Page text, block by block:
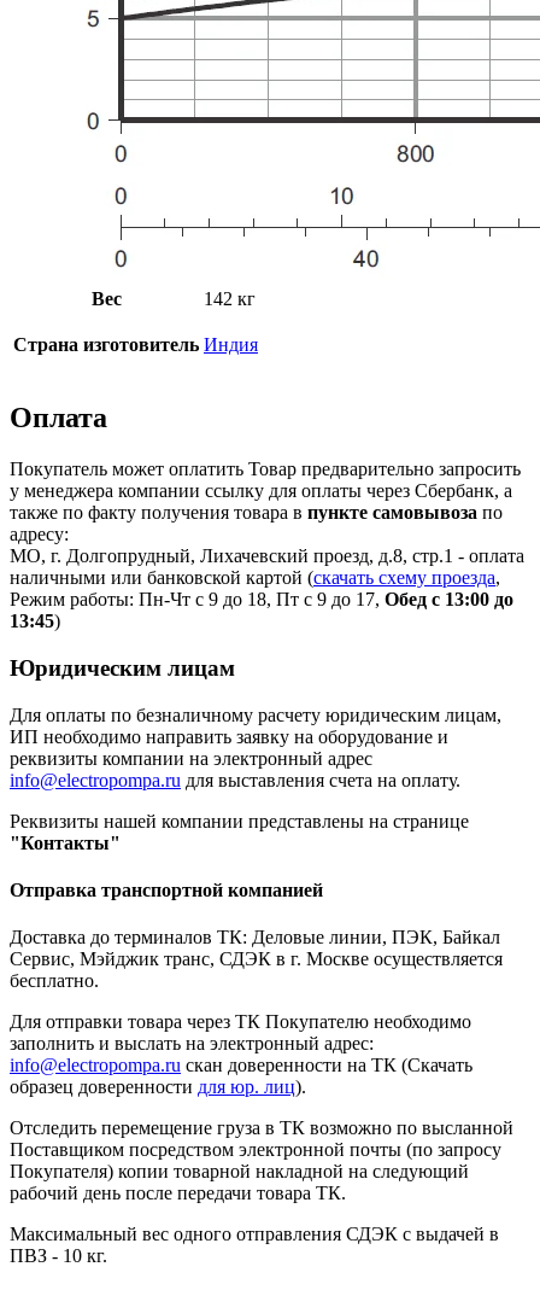
Вес 142 кг
Страна изготовитель Индия
Оплата
Покупатель может оплатить Товар предварительно запросить
у менеджера компании ссылку для оплаты через Сбербанк, а
также по факту получения товара в пункте самовывоза по
адресу:
МО, г. Долгопрудный, Лихачевский проезд, д.8, стр.1 - оплата
наличными или банковской картой (скачать схему проезда,
Режим работы: Пн-Чт с 9 до 18, Пт с 9 до 17, Обед с 13:00 до
13:45)
Юридическим лицам
Для оплаты по безналичному расчету юридическим лицам,
ИП необходимо направить заявку на оборудование и
реквизиты компании на электронный адрес
info@electropompa.ru для выставления счета на оплату.
Реквизиты нашей компании представлены на странице
"Контакты"
Отправка транспортной компанией
Доставка до терминалов ТК: Деловые линии, ПЭК, Байкал
Сервис, Мэйджик транс, СДЭК в г. Москве осуществляется
бесплатно.
Для отправки товара через ТК Покупателю необходимо
заполнить и выслать на электронный адрес:
info@electropompa.ru скан доверенности на ТК (Скачать
образец доверенности для юр. лиц).
Отследить перемещение груза в ТК возможно по высланной
Поставщиком посредством электронной почты (по запросу
Покупателя) копии товарной накладной на следующий
рабочий день после передачи товара ТК.
Максимальный вес одного отправления СДЭК с выдачей в
ПВЗ - 10 кг.